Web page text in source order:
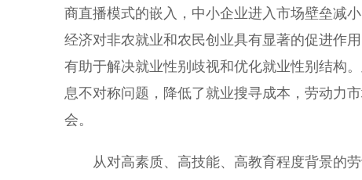
商直播模式的嵌入，中小企业进入市场壁垒减
经济对非农就业和农民创业具有显著的促进作
有助于解决就业性别歧视和优化就业性别结构
息不对称问题，降低了就业搜寻成本，劳动力
会。
从对高素质、高技能、高教育程度背景的劳